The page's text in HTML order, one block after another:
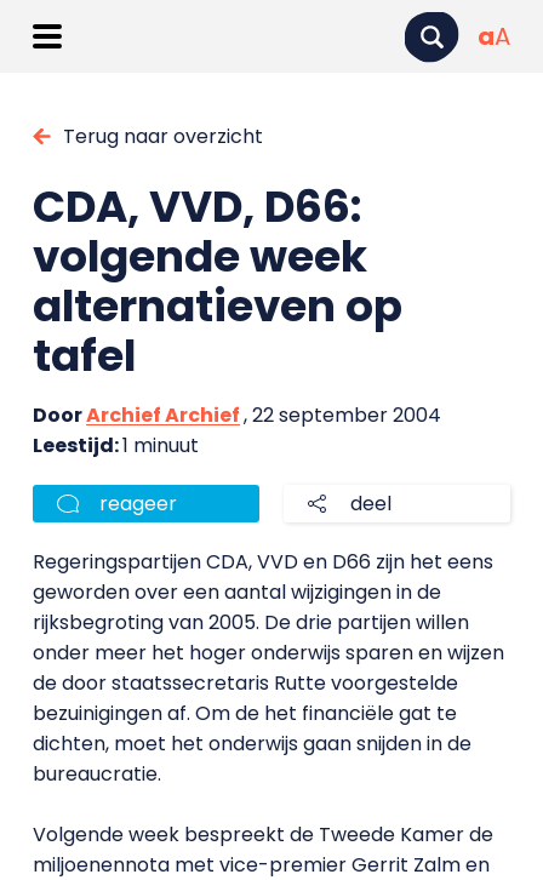
aA
Terug naar overzicht
CDA, VVD, D66:
volgende week
alternatieven op
tafel
DoorArchief Archief, 22 september 2004
Leestijd:1 minuut
reageer deel
Regeringspartijen CDA, VVD en D66 zijn het eens
geworden over een aantal wijzigingen in de
rijksbegroting van 2005. De drie partijen willen
onder meer het hoger onderwijs sparen en wijzen
de door staatssecretaris Rutte voorgestelde
bezuinigingen af. Om de het financiële gat te
dichten, moet het onderwijs gaan snijden in de
bureaucratie.
Volgende week bespreekt de Tweede Kamer de
miljoenennota met vice-premier Gerrit Zalm en